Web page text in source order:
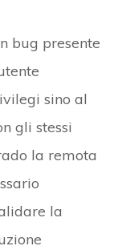
bug presente
sino al
gli stessi
la remota
la